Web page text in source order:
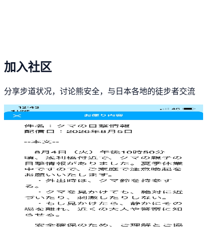
加入社区
分享步道状况，讨论熊安全，与日本各地的徒步者交流